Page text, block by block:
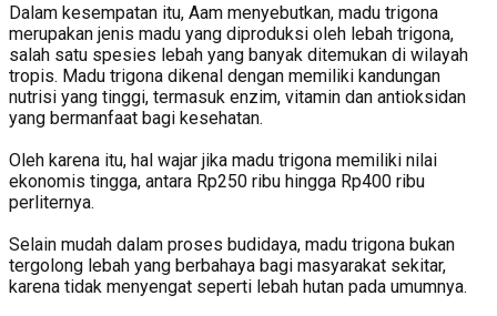
Dalam kesempatan itu, Aam menyebutkan, madu trigona
merupakan jenis madu yang diproduksi oleh lebah trigona,
salah satu spesies lebah yang banyak ditemukan di wilayah
tropis. Madu trigona dikenal dengan memiliki kandungan
nutrisi yang tinggi, termasuk enzim, vitamin dan antioksidan
yang bermanfaat bagi kesehatan.
Oleh karena itu, hal wajar jika madu trigona memiliki nilai
ekonomis tingga, antara Rp250 ribu hingga Rp400 ribu
perliternya.
Selain mudah dalam proses budidaya, madu trigona bukan
tergolong lebah yang berbahaya bagi masyarakat sekitar,
karena tidak menyengat seperti lebah hutan pada umumnya.